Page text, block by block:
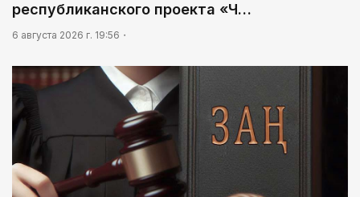
республиканского проекта «Ч…
6 августа 2026 г. 19:56